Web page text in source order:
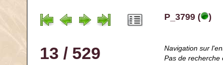
P_3799 ( )
13 / 529
Navigation sur
Pas de recherche